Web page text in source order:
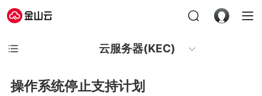
云服务器(KEC)
操作系统停止支持计划